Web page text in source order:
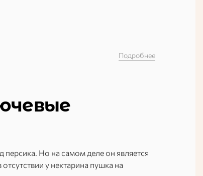
Подробнее
Но на самом деле он является
у нектарина пушка на